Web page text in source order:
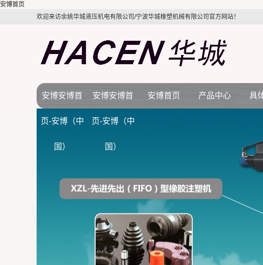
安博首页
欢迎来访余姚华城液压机电有限公司/宁波华城橡塑机械有限公司官方网站！
安博安博首
页-安博（中
国）
安博安博首
页-安博（中
国）
公司简介
安博首页 产品中心
拉伸机
具
电力
空调
各种
橡胶